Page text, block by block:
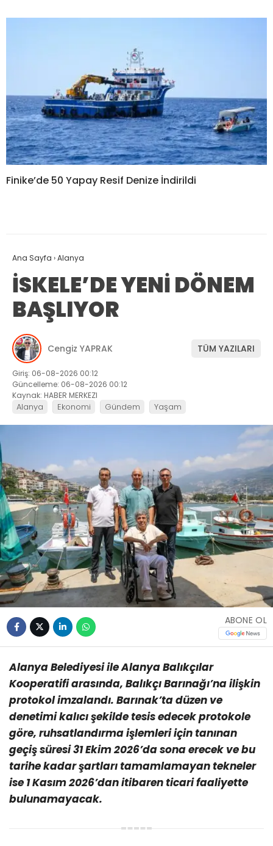
Finike’de 50 Yapay Resif Denize İndirildi
Ana Sayfa ›Alanya
İSKELE’DE YENİ DÖNEM
BAŞLIYOR
Cengiz YAPRAK TÜM YAZILARI
Giriş: 06-08-2026 00:12
Güncelleme: 06-08-2026 00:12
Kaynak: HABER MERKEZI
Alanya Ekonomi Gündem Yaşam
ABONE OL
Alanya Belediyesi ile Alanya Balıkçılar
Kooperatifi arasında, Balıkçı Barınağı’na ilişkin
protokol imzalandı. Barınak’ta düzen ve
denetimi kalıcı şekilde tesis edecek protokole
göre, ruhsatlandırma işlemleri için tanınan
geçiş süresi 31 Ekim 2026’da sona erecek ve bu
tarihe kadar şartları tamamlamayan tekneler
ise 1 Kasım 2026’dan itibaren ticari faaliyette
bulunamayacak.